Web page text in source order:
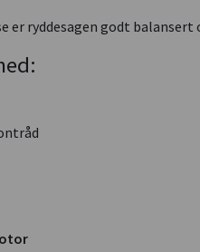
er ryddesagen godt balansert